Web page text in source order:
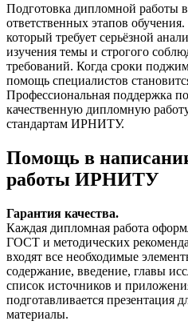
Подготовка дипломной работы
ответственных этапов
который требует серьёзной
изучения темы и строгого
требований. Когда сроки
помощь специалистов
Профессиональная поддержка
качественную дипломную
стандартам ИРНИТУ.
Помощь в
работы ИРНИТУ
Гарантия качества.
Каждая дипломная работа
ГОСТ и методических
входят все необходимые
содержание, введение, главы
список источников и
подготавливается презентация
материалы.